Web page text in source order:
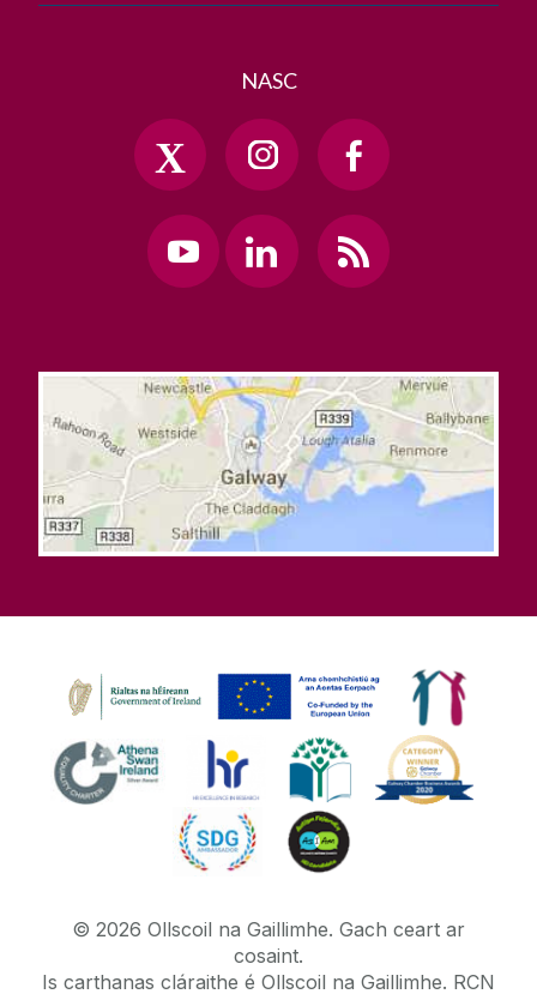
NASC
© 2026 Ollscoil na Gaillimhe. Gach ceart ar
cosaint.
Is carthanas cláraithe é Ollscoil na Gaillimhe. RCN